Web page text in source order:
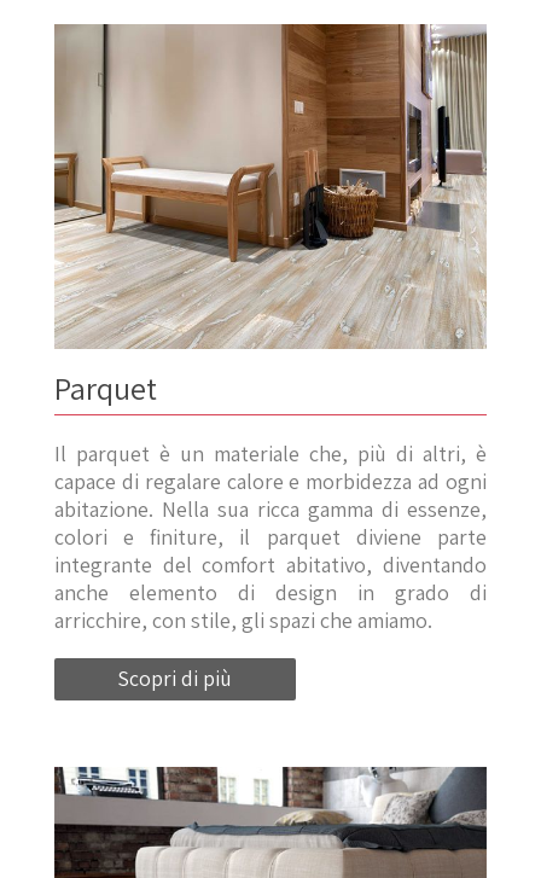
Parquet
Il parquet è un materiale che, più di altri, è
capace di regalare calore e morbidezza ad ogni
abitazione. Nella sua ricca gamma di essenze,
colori e finiture, il parquet diviene parte
integrante del comfort abitativo, diventando
anche elemento di design in grado di
arricchire, con stile, gli spazi che amiamo.
Scopri di più